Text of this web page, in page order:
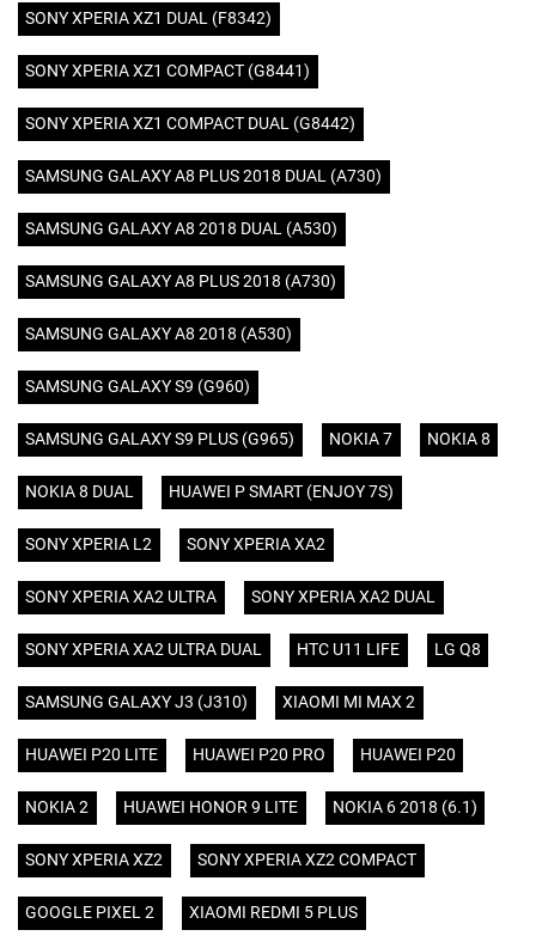
SONY XPERIA XZ1 DUAL (F8342)
SONY XPERIA XZ1 COMPACT (G8441)
SONY XPERIA XZ1 COMPACT DUAL (G8442)
SAMSUNG GALAXY A8 PLUS 2018 DUAL (A730)
SAMSUNG GALAXY A8 2018 DUAL (A530)
SAMSUNG GALAXY A8 PLUS 2018 (A730)
SAMSUNG GALAXY A8 2018 (A530)
SAMSUNG GALAXY S9 (G960)
SAMSUNG GALAXY S9 PLUS (G965) NOKIA 7 NOKIA 8
NOKIA 8 DUAL HUAWEI P SMART (ENJOY 7S)
SONY XPERIA L2 SONY XPERIA XA2
SONY XPERIA XA2 ULTRA SONY XPERIA XA2 DUAL
SONY XPERIA XA2 ULTRA DUAL HTC U11 LIFE LG Q8
SAMSUNG GALAXY J3 (J310) XIAOMI MI MAX 2
HUAWEI P20 LITE HUAWEI P20 PRO HUAWEI P20
NOKIA 2 HUAWEI HONOR 9 LITE NOKIA 6 2018 (6.1)
SONY XPERIA XZ2 SONY XPERIA XZ2 COMPACT
GOOGLE PIXEL 2 XIAOMI REDMI 5 PLUS